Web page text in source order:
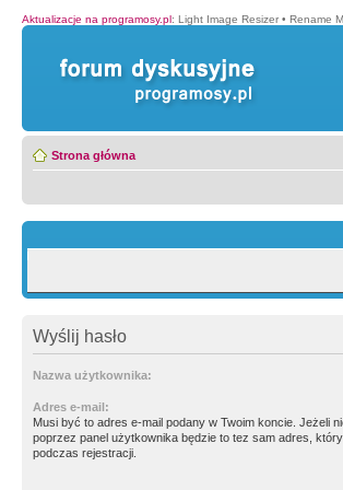
Aktualizacje na programosy.pl: Light Image Resizer • Rename
Strona główna
Wyślij hasło
Nazwa użytkownika:
Adres e-mail:
Musi być to adres e-mail podany w Twoim koncie. Jeżeli
poprzez panel użytkownika będzie to tez sam adres, który
podczas rejestracji.